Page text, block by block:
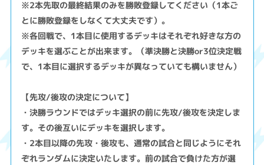
※2本先取の最終結果のみを勝敗登録してください（1本ご
とに勝敗登録をしなくて大丈夫です）。
※各回戦で、1本目に使用するデッキはそれぞれ好きな方の
デッキを選ぶことが出来ます。（準決勝と決勝or3位決定戦
で、1本目に選択するデッキが異なっていても構いません）
【先攻/後攻の決定について】
・決勝ラウンドではデッキ選択の前に先攻/後攻を決定しま
す。その後互いにデッキを選択します。
・2本目以降の先攻・後攻も、通常の試合と同じようにそれ
ぞれランダムに決定いたします。前の試合で負けた方が選